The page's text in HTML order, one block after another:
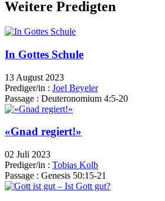
Weitere Predigten
In Gottes Schule
13 August 2023
Prediger/in : Joel Beyeler
Passage : Deuteronomium 4:5-20
«Gnad regiert!»
02 Juli 2023
Prediger/in : Tobias Kolb
Passage : Genesis 50:15-21